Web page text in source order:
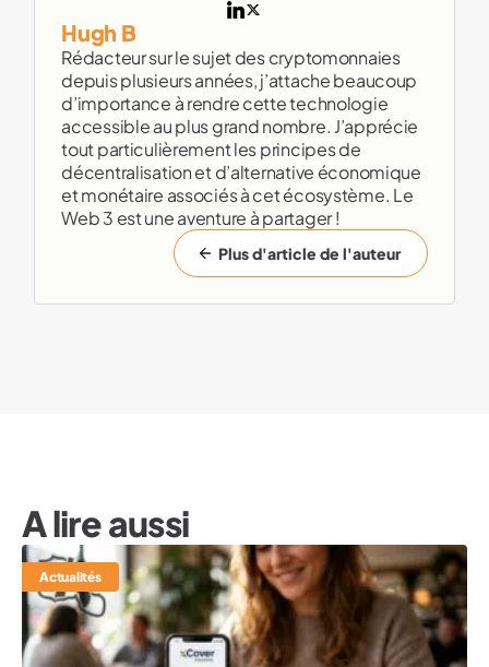
Hugh B
Rédacteur sur le sujet des cryptomonnaies
depuis plusieurs années, j’attache beaucoup
d’importance à rendre cette technologie
accessible au plus grand nombre. J’apprécie
tout particulièrement les principes de
décentralisation et d’alternative économique
et monétaire associés à cet écosystème. Le
Web 3 est une aventure à partager !
Plus d'article de l'auteur
A lire aussi
Actualités